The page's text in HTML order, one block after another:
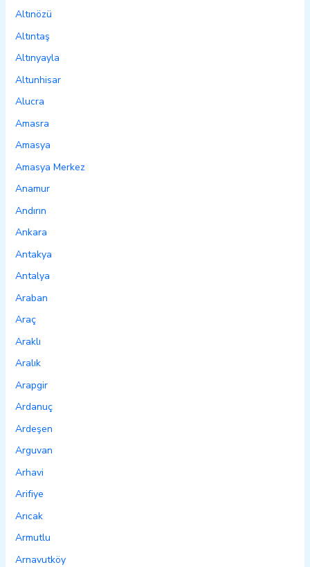
Altınözü
Altıntaş
Altınyayla
Altunhisar
Alucra
Amasra
Amasya
Amasya Merkez
Anamur
Andırın
Ankara
Antakya
Antalya
Araban
Araç
Araklı
Aralık
Arapgir
Ardanuç
Ardeşen
Arguvan
Arhavi
Arifiye
Arıcak
Armutlu
Arnavutköy